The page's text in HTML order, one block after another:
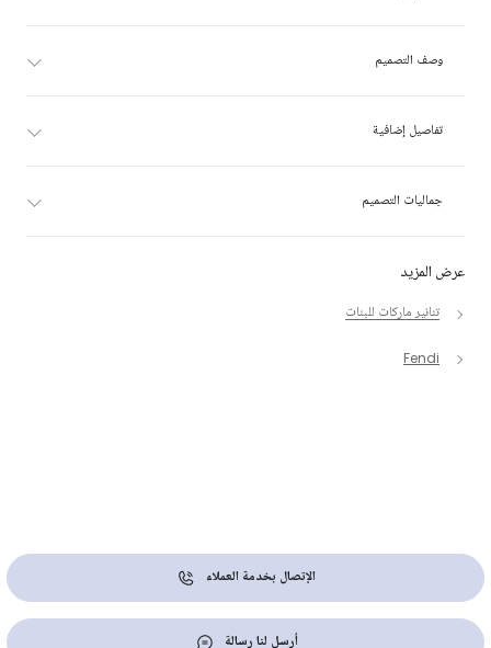
عرض المزيد
تنانير ماركات للبنات
Fendi
وصف التصميم
تفاصيل إضافية
جماليات التصميم
الإتصال بخدمة العملاء
أرسل لنا رسالة